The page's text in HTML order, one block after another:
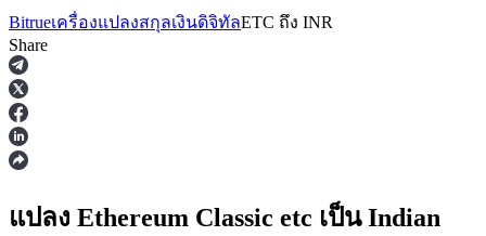
ฟิวเจอร์ส
Bitrueเครื่องแปลงสกุลเงินดิจิทัลETC ถึง INR
Share
แปลง Ethereum Classic etc เป็น Indian